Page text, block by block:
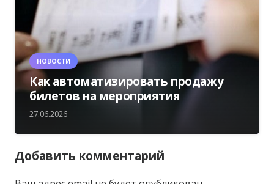
НОВОСТИ
Как автоматизировать продажу
билетов на мероприятия
27.06.2026
Добавить комментарий